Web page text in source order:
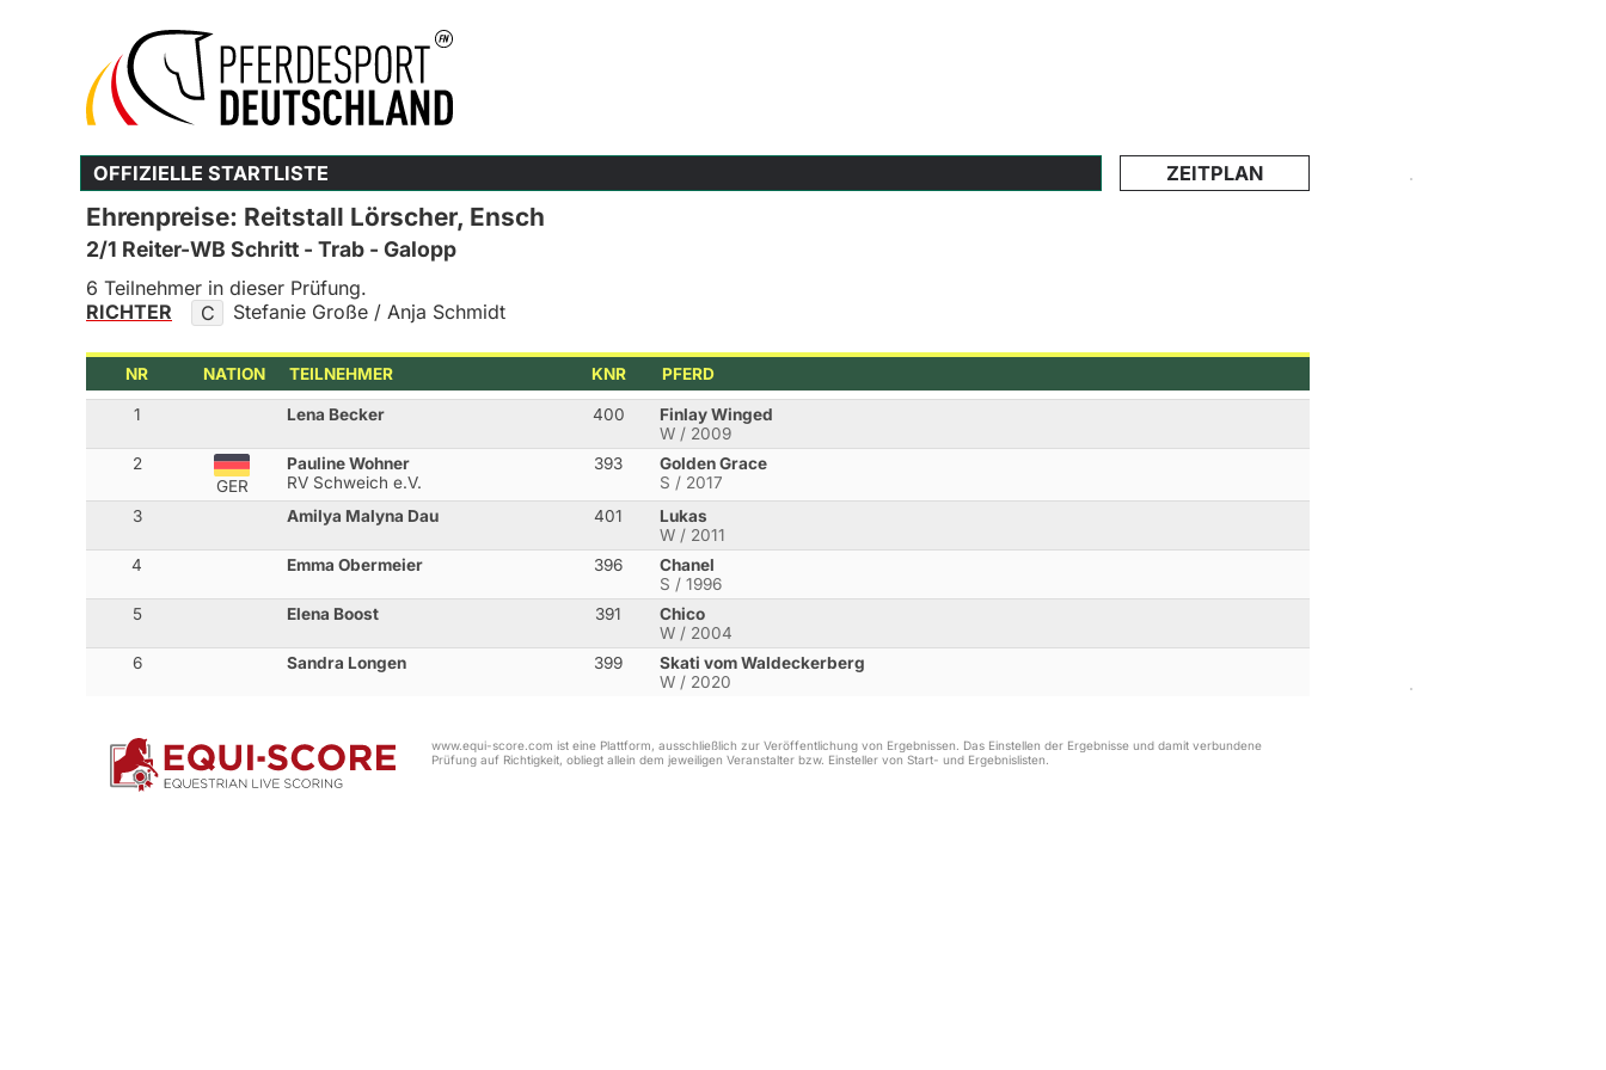
OFFIZIELLE STARTLISTE ZEITPLAN
Ehrenpreise: Reitstall Lörscher, Ensch
2/1 Reiter-WB Schritt - Trab - Galopp
6 Teilnehmer in dieser Prüfung.
RICHTER
C Stefanie Große / Anja Schmidt
NR NATION TEILNEHMER KNR PFERD
1 Lena Becker 400
Finlay Winged
W / 2009
2
GER
Pauline Wohner
RV Schweich e.V.
393
Golden Grace
S / 2017
3
Amilya Malyna Dau 401
Lukas
W / 2011
4
Emma Obermeier 396
Chanel
S / 1996
5
Elena Boost 391
Chico
W / 2004
6
Sandra Longen 399
Skati vom Waldeckerberg
W / 2020
www.equi-score.com ist eine Plattform, ausschließlich zur Veröffentlichung von Ergebnissen. Das Einstellen der Ergebnisse und damit verbundene
Prüfung auf Richtigkeit, obliegt allein dem jeweiligen Veranstalter bzw. Einsteller von Start- und Ergebnislisten.